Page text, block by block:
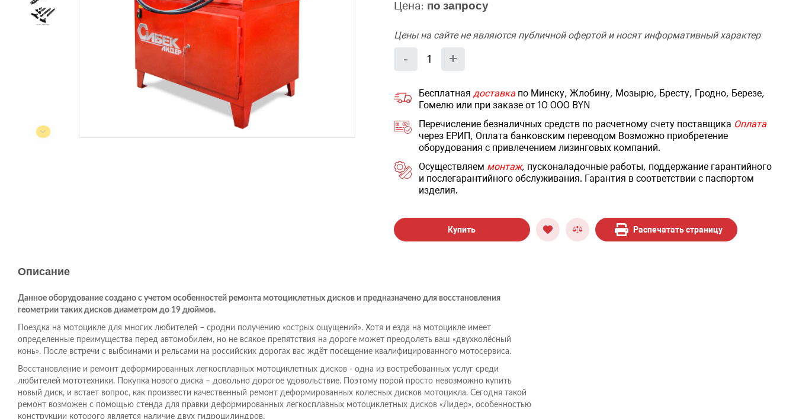
Цена: по запросу
Цены на сайте не являются публичной офертой и носят информативный характер
- Уменьшить
на
еденицу
Количество
+
на
еденицу
Бесплатная доставка по Минску, Жлобину, Мозырю, Бресту, Гродно, Березе,
Гомелю или при заказе от 10 000 BYN
Перечисление безналичных средств по расчетному счету поставщика Оплата
через ЕРИП, Оплата банковским переводом Возможно приобретение
оборудования с привлечением лизинговых компаний.
Осуществляем монтаж, пусконаладочные работы, поддержание гарантийного
и послегарантийного обслуживания. Гарантия в соответствии с паспортом
изделия.
Купить Распечатать страницу
Описание
Данное оборудование создано с учетом особенностей ремонта мотоциклетных дисков и предназначено для восстановления
геометрии таких дисков диаметром до 19 дюймов.
Поездка на мотоцикле для многих любителей – сродни получению «острых ощущений». Хотя и езда на мотоцикле имеет
определенные преимущества перед автомобилем, но не всякое препятствия на дороге может преодолеть ваш «двухколёсный
конь». После встречи с выбоинами и рельсами на российских дорогах вас ждёт посещение квалифицированного мотосервиса.
Восстановление и ремонт деформированных легкосплавных мотоциклетных дисков - одна из востребованных услуг среди
любителей мототехники. Покупка нового диска – довольно дорогое удовольствие. Поэтому порой просто невозможно купить
новый диск, и встает вопрос, как произвести качественный ремонт деформированных колесных дисков мотоцикла. Сегодня такой
ремонт возможен с помощью стенда для правки деформированных легкосплавных мотоциклетных дисков «Лидер», особенностью
конструкции которого является наличие двух гидроцилиндров.